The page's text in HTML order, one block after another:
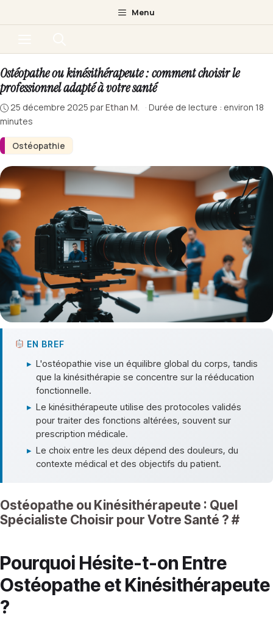
au
Menu
Ostéopathie
Ostéopathe ou kinésithérapeute : comment choisir le
professionnel adapté à votre santé
25 décembre 2025 parEthan M. · Durée de lecture : environ 18
minutes
EN BREF
▸ L'ostéopathie vise un équilibre global du corps, tandis
que la kinésithérapie se concentre sur la rééducation
fonctionnelle.
▸ Le kinésithérapeute utilise des protocoles validés
pour traiter des fonctions altérées, souvent sur
prescription médicale.
▸ Le choix entre les deux dépend des douleurs, du
contexte médical et des objectifs du patient.
Ostéopathe ou Kinésithérapeute : Quel
Spécialiste Choisir pour Votre Santé ? #
Pourquoi Hésite-t-on Entre
Ostéopathe et Kinésithérapeute
?